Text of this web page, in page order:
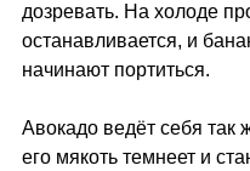
дозревать. На холоде
останавливается, и
начинают портиться.
Авокадо ведёт себя так
его мякоть темнеет и